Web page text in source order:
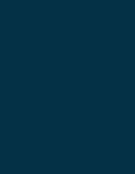
(przekazanie
danych
czartery,
Media
się